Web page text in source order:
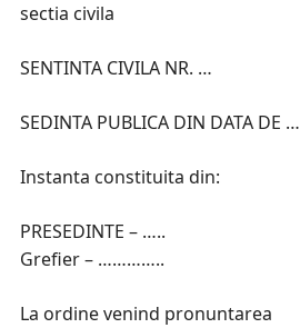
sectia civila
SENTINTA CIVILA NR. …
SEDINTA PUBLICA DIN DATA DE …
Instanta constituita din:
PRESEDINTE – …..
Grefier – …………..
La ordine venind pronuntarea